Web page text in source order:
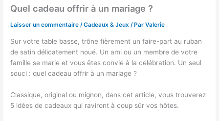
Quel cadeau offrir à un mariage ?
Laisser un commentaire /Cadeaux & Jeux / ParValerie
Sur votre table basse, trône fièrement un faire-part au ruban
de satin délicatement noué. Un ami ou un membre de votre
famille se marie et vous êtes convié à la célébration. Un seul
souci : quel cadeau offrir à un mariage ?
Classique, original ou mignon, dans cet article, vous trouverez
5 idées de cadeaux qui raviront à coup sûr vos hôtes.